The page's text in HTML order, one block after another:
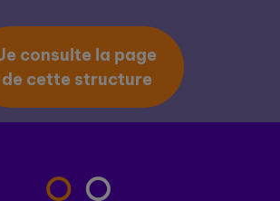
consulte la page
de cette structure